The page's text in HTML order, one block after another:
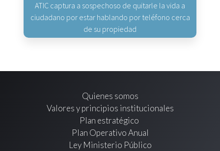
ATIC captura a sospechoso de quitarle la vida a
ciudadano por estar hablando por teléfono cerca
de su propiedad
Quienes somos
Valores y principios institucionales
Plan estratégico
Plan Operativo Anual
Ley Ministerio Público